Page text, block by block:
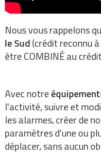
Nous vous rappelons
le Sud(crédit reconnu
être COMBINÉ au
Avec notre
l'activité, suivre et
les alarmes, créer de
paramètres d'une ou
déplacer, sans aucun